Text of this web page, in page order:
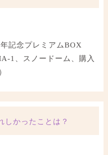
記念プレミアムBOX
1、スノードーム、購入
しかったことは？